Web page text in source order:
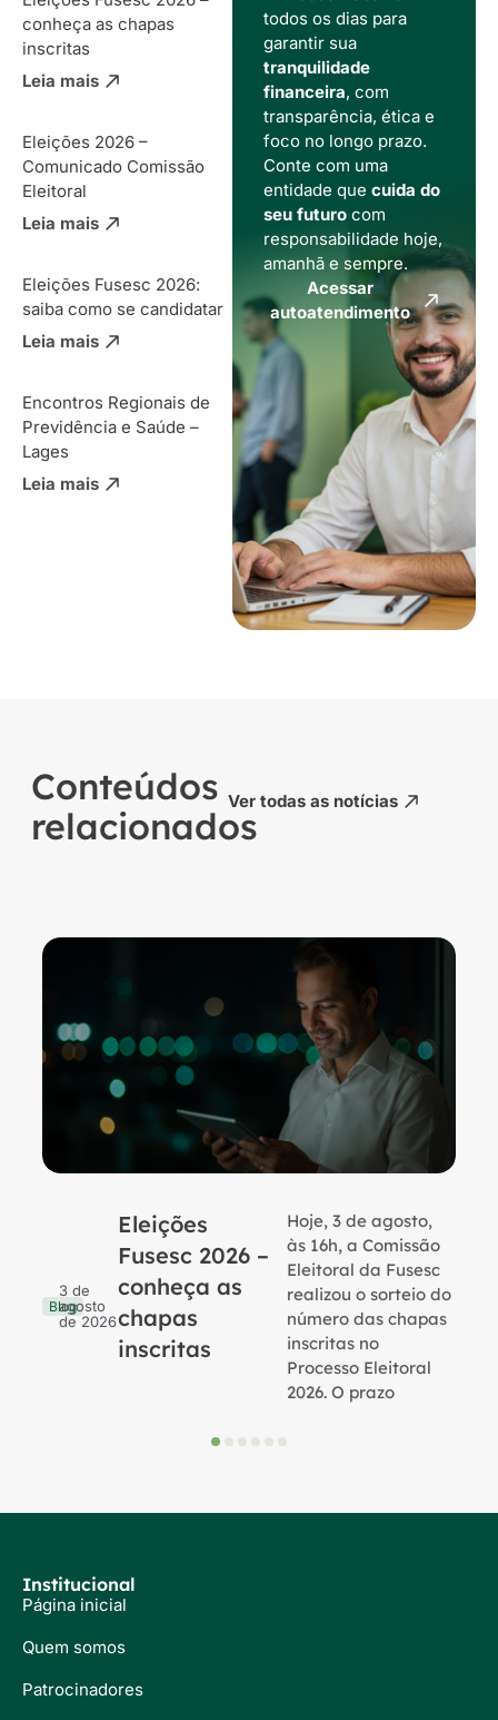
conheça as chapas
inscritas
Leia mais
Eleições 2026 –
Comunicado Comissão
Eleitoral
Leia mais
Eleições Fusesc 2026:
saiba como se candidatar
Leia mais
Encontros Regionais de
Previdência e Saúde –
Lages
Leia mais
todos os dias para
garantir sua
tranquilidade
financeira, com
transparência, ética e
foco no longo prazo.
Conte com uma
entidade que cuida do
seu futurocom
responsabilidade hoje,
amanhã e sempre.
Acessar
autoatendimento
Conteúdos
relacionados
Ver todas as notícias
Blog
3 de
agosto
de 2026
Eleições
Fusesc 2026 –
conheça as
chapas
inscritas
Hoje, 3 de agosto,
às 16h, a Comissão
Eleitoral da Fusesc
realizou o sorteio do
número das chapas
inscritas no
Processo Eleitoral
2026. O prazo
Institucional
Página inicial
Quem somos
Patrocinadores